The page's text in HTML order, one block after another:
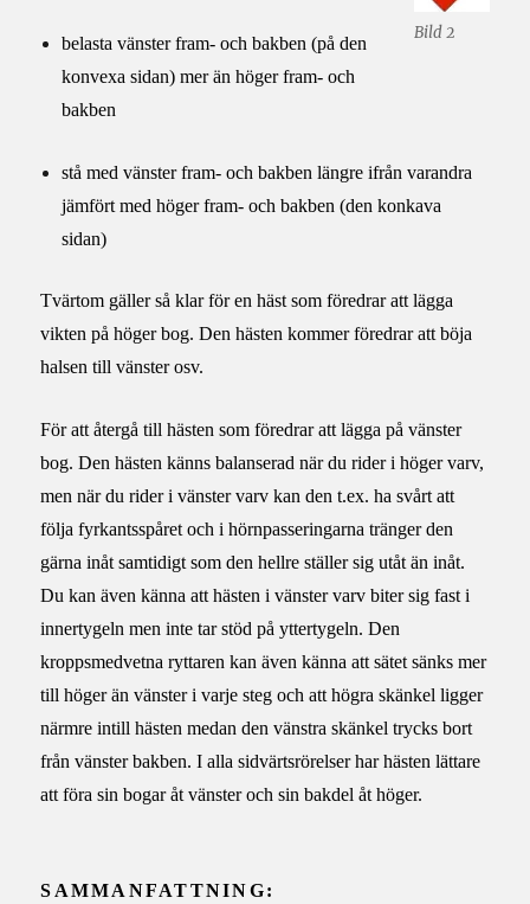
Bild 2
belasta vänster fram- och bakben (på den
konvexa sidan) mer än höger fram- och
bakben
stå med vänster fram- och bakben längre ifrån varandra
jämfört med höger fram- och bakben (den konkava
sidan)
Tvärtom gäller så klar för en häst som föredrar att lägga
vikten på höger bog. Den hästen kommer föredrar att böja
halsen till vänster osv.
För att återgå till hästen som föredrar att lägga på vänster
bog. Den hästen känns balanserad när du rider i höger varv,
men när du rider i vänster varv kan den t.ex. ha svårt att
följa fyrkantsspåret och i hörnpasseringarna tränger den
gärna inåt samtidigt som den hellre ställer sig utåt än inåt.
Du kan även känna att hästen i vänster varv biter sig fast i
innertygeln men inte tar stöd på yttertygeln. Den
kroppsmedvetna ryttaren kan även känna att sätet sänks mer
till höger än vänster i varje steg och att högra skänkel ligger
närmre intill hästen medan den vänstra skänkel trycks bort
från vänster bakben. I alla sidvärtsrörelser har hästen lättare
att föra sin bogar åt vänster och sin bakdel åt höger.
SAMMANFATTNING: